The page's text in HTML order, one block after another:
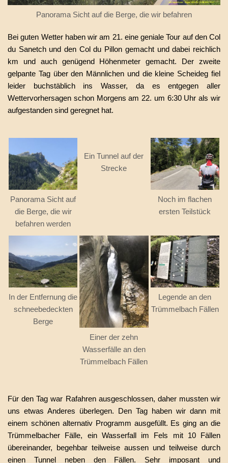
Panorama Sicht auf die Berge, die wir befahren
Bei guten Wetter haben wir am 21. eine geniale Tour auf den Col
du Sanetch und den Col du Pillon gemacht und dabei reichlich
km und auch genügend Höhenmeter gemacht. Der zweite
gelpante Tag über den Männlichen und die kleine Scheideg fiel
leider buchstäblich ins Wasser, da es entgegen aller
Wettervorhersagen schon Morgens am 22. um 6:30 Uhr als wir
aufgestanden sind geregnet hat.
Panorama Sicht auf
die Berge, die wir
befahren werden
Ein Tunnel auf der
Strecke
Noch im flachen
ersten Teilstück
In der Entfernung die
schneebedeckten
Berge
Einer der zehn
Wasserfälle an den
Trümmelbach Fällen
Legende an den
Trümmelbach Fällen
Für den Tag war Rafahren ausgeschlossen, daher mussten wir
uns etwas Anderes überlegen. Den Tag haben wir dann mit
einem schönen alternativ Programm ausgefüllt. Es ging an die
Trümmelbacher Fälle, ein Wasserfall im Fels mit 10 Fällen
übereinander, begehbar teilweise aussen und teilweise durch
einen Tunnel neben den Fällen. Sehr imposant und